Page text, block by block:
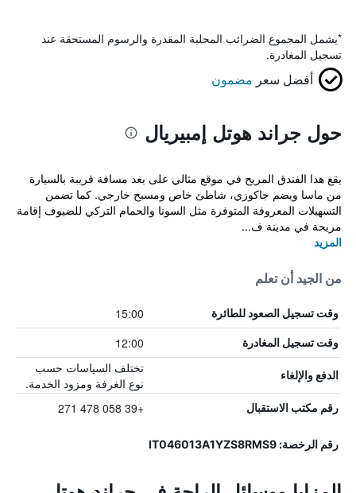
*يشمل المجموع الضرائب المحلية المقدرة والرسوم المستحقة عند
تسجيل المغادرة.
أفضل سعر مضمون
حول جراند هوتل إمبيريال
يقع هذا الفندق المريح في موقع مثالي على بعد مسافة قريبة بالسيارة
من ماسا ويضم جاكوزي، شاطئ خاص ومسبح خارجي. كما تضمن
التسهيلات المعروفة المتوفرة مثل السونا والحمام التركي للضيوف إقامة
مريحة في مدينة ف...
المزيد
من الجيد أن تعلم
وقت تسجيل الصعود للطائرة 15:00
وقت تسجيل المغادرة 12:00
الدفع والإلغاء
تختلف السياسات حسب
نوع الغرفة ومزود الخدمة.
رقم مكتب الاستقبال +39 058 478 271
رقم الرخصة: IT046013A1YZS8RMS9